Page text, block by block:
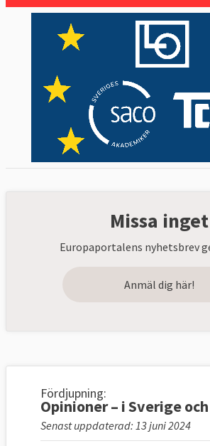
Missa inget
Europaportalens nyhetsbrev
Anmäl dig här!
Fördjupning:
Opinioner – i Sverige och
Senast uppdaterad: 13 juni 2024